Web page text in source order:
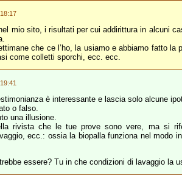
mio sito, i risultati per cui addirittura in alcuni
che ce l’ho, la usiamo e abbiamo fatto la
come colletti sporchi, ecc. ecc.
è interessante e lascia solo alcune
o falso.
una illusione.
rivista che le tue prove sono vere, ma si
ecc.: ossia la biopalla funziona nel
essere? Tu in che condizioni di lavaggio la